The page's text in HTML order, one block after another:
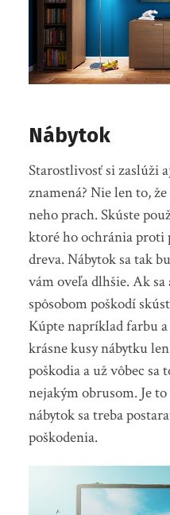
Nábytok
Starostlivosť si zaslúži
znamená? Nie len to,
neho prach. Skúste
ktoré ho ochránia proti
dreva. Nábytok sa tak
vám oveľa dlhšie. Ak
spôsobom poškodí
Kúpte napríklad farbu
krásne kusy nábytku
poškodia a už vôbec sa
nejakým obrusom. Je
nábytok sa treba
poškodenia.